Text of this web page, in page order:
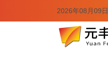
2026年08月09日